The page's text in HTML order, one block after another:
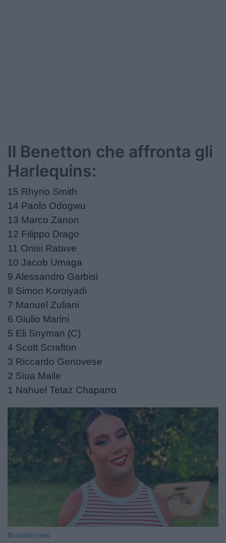
Il Benetton che affronta gli
Harlequins:
15 Rhyno Smith
14 Paolo Odogwu
13 Marco Zanon
12 Filippo Drago
11 Onisi Ratave
10 Jacob Umaga
9 Alessandro Garbisi
8 Simon Koroiyadi
7 Manuel Zuliani
6 Giulio Marini
5 Eli Snyman (C)
4 Scott Scrafton
3 Riccardo Genovese
2 Siua Maile
1 Nahuel Tetaz Chaparro